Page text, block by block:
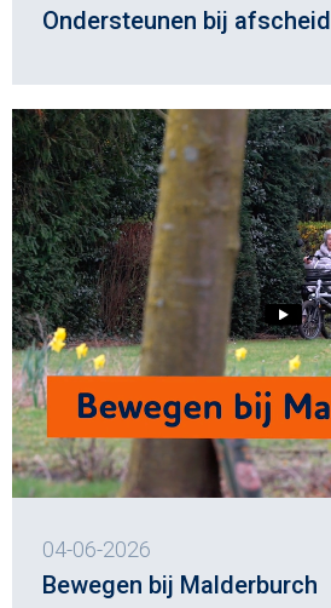
Ondersteunen bij afscheid
04-06-2026
Bewegen bij Malderburch